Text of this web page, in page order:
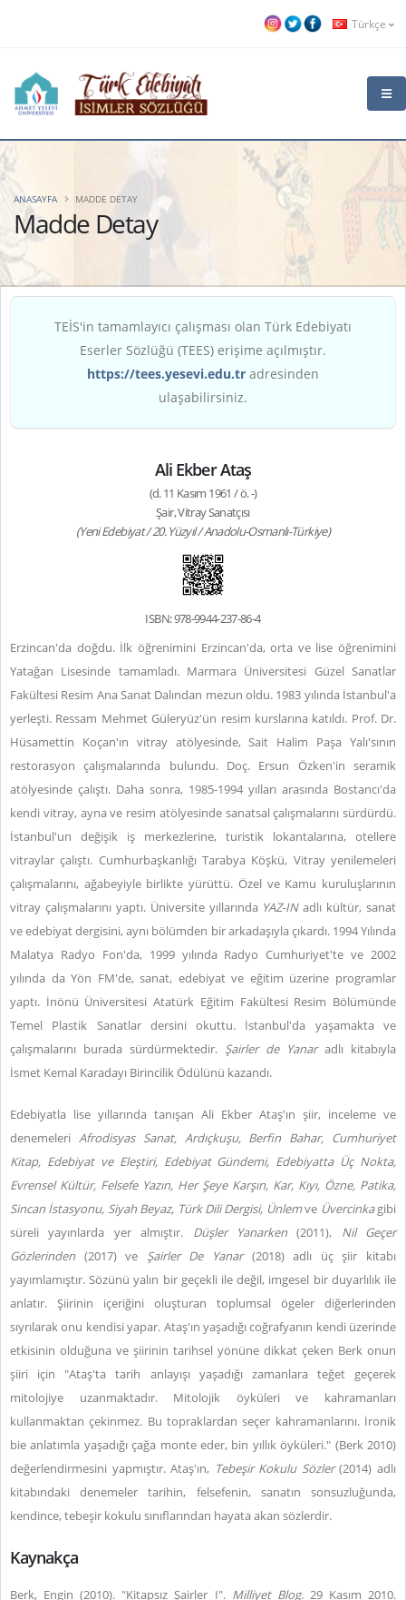
Türkçe
Madde Detay
ANASAYFA MADDE DETAY
TEİS'in tamamlayıcı çalışması olan Türk Edebiyatı
Eserler Sözlüğü (TEES) erişime açılmıştır.
https://tees.yesevi.edu.tr adresinden
ulaşabilirsiniz.
Ali Ekber Ataş
(d. 11 Kasım 1961 / ö. -)
Şair, Vitray Sanatçısı
(Yeni Edebiyat / 20. Yüzyıl / Anadolu-Osmanlı-Türkiye)
ISBN: 978-9944-237-86-4
Erzincan'da doğdu. İlk öğrenimini Erzincan'da, orta ve lise öğrenimini
Yatağan Lisesinde tamamladı. Marmara Üniversitesi Güzel Sanatlar
Fakültesi Resim Ana Sanat Dalından mezun oldu. 1983 yılında İstanbul'a
yerleşti. Ressam Mehmet Güleryüz'ün resim kurslarına katıldı. Prof. Dr.
Hüsamettin Koçan'ın vitray atölyesinde, Sait Halim Paşa Yalı'sının
restorasyon çalışmalarında bulundu. Doç. Ersun Özken'in seramik
atölyesinde çalıştı. Daha sonra, 1985-1994 yılları arasında Bostancı'da
kendi vitray, ayna ve resim atölyesinde sanatsal çalışmalarını sürdürdü.
İstanbul'un değişik iş merkezlerine, turistik lokantalarına, otellere
vitraylar çalıştı. Cumhurbaşkanlığı Tarabya Köşkü, Vitray yenilemeleri
çalışmalarını, ağabeyiyle birlikte yürüttü. Özel ve Kamu kuruluşlarının
vitray çalışmalarını yaptı. Üniversite yıllarında YAZ-INadlı kültür, sanat
ve edebiyat dergisini, aynı bölümden bir arkadaşıyla çıkardı. 1994 Yılında
Malatya Radyo Fon'da, 1999 yılında Radyo Cumhuriyet'te ve 2002
yılında da Yön FM'de, sanat, edebiyat ve eğitim üzerine programlar
yaptı. İnönü Üniversitesi Atatürk Eğitim Fakültesi Resim Bölümünde
Temel Plastik Sanatlar dersini okuttu. İstanbul'da yaşamakta ve
çalışmalarını burada sürdürmektedir. Şairler de Yanar adlı kitabıyla
İsmet Kemal Karadayı Birincilik Ödülünü kazandı.
Edebiyatla lise yıllarında tanışan Ali Ekber Ataş'ın şiir, inceleme ve
denemeleri Afrodisyas Sanat, Ardıçkuşu, Berfin Bahar, Cumhuriyet
Kitap, Edebiyat ve Eleştiri, Edebiyat Gündemi, Edebiyatta Üç Nokta,
Evrensel Kültür, Felsefe Yazın, Her Şeye Karşın, Kar, Kıyı, Özne, Patika,
Sincan İstasyonu, Siyah Beyaz, Türk Dili Dergisi, Ünlemve Üvercinkagibi
süreli yayınlarda yer almıştır. Düşler Yanarken (2011), Nil Geçer
Gözlerinden (2017) ve Şairler De Yanar(2018) adlı üç şiir kitabı
yayımlamıştır. Sözünü yalın bir geçekli ile değil, imgesel bir duyarlılık ile
anlatır. Şiirinin içeriğini oluşturan toplumsal ögeler diğerlerinden
sıyrılarak onu kendisi yapar. Ataş'ın yaşadığı coğrafyanın kendi üzerinde
etkisinin olduğuna ve şiirinin tarihsel yönüne dikkat çeken Berk onun
şiiri için "Ataş'ta tarih anlayışı yaşadığı zamanlara teğet geçerek
mitolojiye uzanmaktadır. Mitolojik öyküleri ve kahramanları
kullanmaktan çekinmez. Bu topraklardan seçer kahramanlarını. İronik
bie anlatımla yaşadığı çağa monte eder, bin yıllık öyküleri." (Berk 2010)
değerlendirmesini yapmıştır. Ataş'ın, Tebeşir Kokulu Sözler(2014) adlı
kitabındaki denemeler tarihin, felsefenin, sanatın sonsuzluğunda,
kendince, tebeşir kokulu sınıflarından hayata akan sözlerdir.
Kaynakça
Berk, Engin (2010). "Kitapsız Şairler I". Milliyet Blog. 29 Kasım 2010.